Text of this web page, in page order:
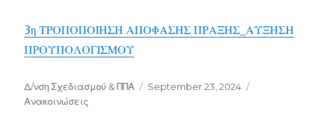
3η ΤΡΟΠΟΠΟΙΗΣΗ ΑΠΟΦΑΣΗΣ ΠΡΑΞΗΣ_ΑΥΞΗΣΗ
ΠΡΟΥΠΟΛΟΓΙΣΜΟΥ
Author
Δ/νση Σχεδιασμού & ΠΠΑ
Posted
September 23, 2024
Ανακοινώσεις